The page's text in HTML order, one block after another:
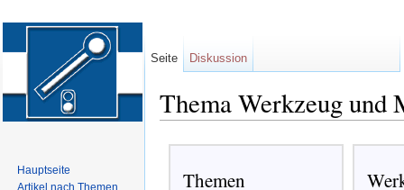
Thema Werkzeug und
Themen
Seite Diskussion
Hauptseite
Artikel nach Themen